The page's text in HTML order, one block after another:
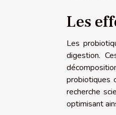
Les
Les
digestion.
probiotiques
recherche
optimisant